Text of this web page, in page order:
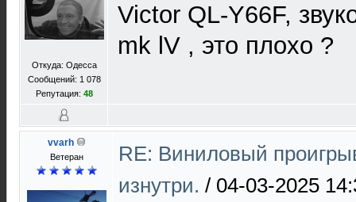
Откуда: Одесса
Сообщений: 1 078
Репутация: 48
Victor QL-Y66F,
mk lV , это плохо ?
vvarh
Ветеран
RE: Виниловый
изнутри. / 04-03-2025